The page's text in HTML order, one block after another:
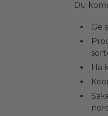
Du
Ge
Ha